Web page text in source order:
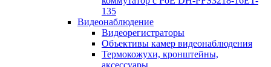
135
Видеонаблюдение
Видеорегистраторы
Объективы камер видеонаблюдения
Термокожухи, кронштейны,
аксессуары